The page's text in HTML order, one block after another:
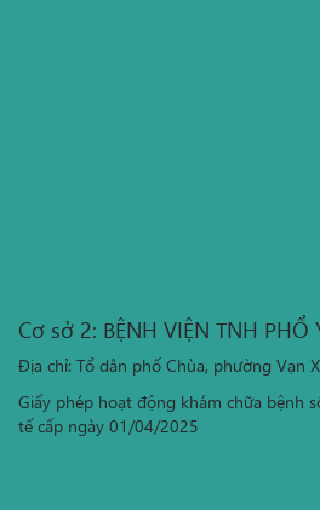
Cơ sở 2: BỆNH VIỆN TNH PHỔ
Địa chỉ: Tổ dân phố Chùa, phường Vạn
Giấy phép hoạt động khám chữa bệnh
tế cấp ngày 01/04/2025